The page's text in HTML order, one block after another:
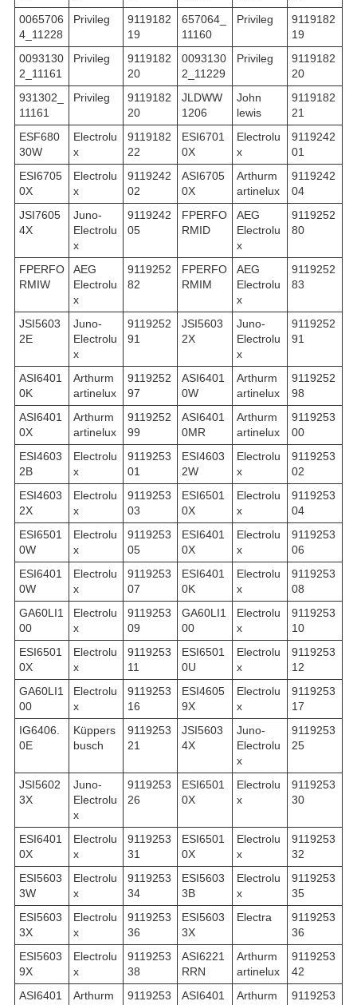
0065706
4_11228
Privileg
9119182
19
657064_
11160
Privileg
9119182
19
0093130
2_11161
Privileg
9119182
20
0093130
2_11229
Privileg
9119182
20
931302_
11161
Privileg
9119182
20
JLDWW
1206
John
lewis
9119182
21
ESF680
30W
Electrolu
x
9119182
22
ESI6701
0X
Electrolu
x
9119242
01
ESI6705
0X
Electrolu
x
9119242
02
ASI6705
0X
Arthurm
artinelux
9119242
04
JSI7605
4X
Juno-
Electrolu
x
9119242
05
FPERFO
RMID
AEG
Electrolu
x
9119252
80
FPERFO
RMIW
AEG
Electrolu
x
9119252
82
FPERFO
RMIM
AEG
Electrolu
x
9119252
83
JSI5603
2E
Juno-
Electrolu
x
9119252
91
JSI5603
2X
Juno-
Electrolu
x
9119252
91
ASI6401
0K
Arthurm
artinelux
9119252
97
ASI6401
0W
Arthurm
artinelux
9119252
98
ASI6401
0X
Arthurm
artinelux
9119252
99
ASI6401
0MR
Arthurm
artinelux
9119253
00
ESI4603
2B
Electrolu
x
9119253
01
ESI4603
2W
Electrolu
x
9119253
02
ESI4603
2X
Electrolu
x
9119253
03
ESI6501
0X
Electrolu
x
9119253
04
ESI6501
0W
Electrolu
x
9119253
05
ESI6401
0X
Electrolu
x
9119253
06
ESI6401
0W
Electrolu
x
9119253
07
ESI6401
0K
Electrolu
x
9119253
08
GA60LI1
00
Electrolu
x
9119253
09
GA60LI1
00
Electrolu
x
9119253
10
ESI6501
0X
Electrolu
x
9119253
11
ESI6501
0U
Electrolu
x
9119253
12
GA60LI1
00
Electrolu
x
9119253
16
ESI4605
9X
Electrolu
x
9119253
17
IG6406.
0E
Küppers
busch
9119253
21
JSI5603
4X
Juno-
Electrolu
x
9119253
25
JSI5602
3X
Juno-
Electrolu
x
9119253
26
ESI6501
0X
Electrolu
x
9119253
30
ESI6401
0X
Electrolu
x
9119253
31
ESI6501
0X
Electrolu
x
9119253
32
ESI5603
3W
Electrolu
x
9119253
34
ESI5603
3B
Electrolu
x
9119253
35
ESI5603
3X
Electrolu
x
9119253
36
ESI5603
3X
Electra
9119253
36
ESI5603
9X
Electrolu
x
9119253
38
ASI6221
RRN
Arthurm
artinelux
9119253
42
ASI6401
Arthurm
9119253
ASI6401
Arthurm
9119253